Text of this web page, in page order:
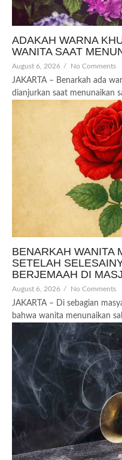
ADAKAH WARNA
WANITA SAAT
August 6, 2026 / No Comments
JAKARTA – Benarkah ada
dianjurkan saat menunaikan
BENARKAH WANITA
SETELAH
BERJEMAAH DI
August 6, 2026 / No Comments
JAKARTA – Di sebagian
bahwa wanita menunaikan